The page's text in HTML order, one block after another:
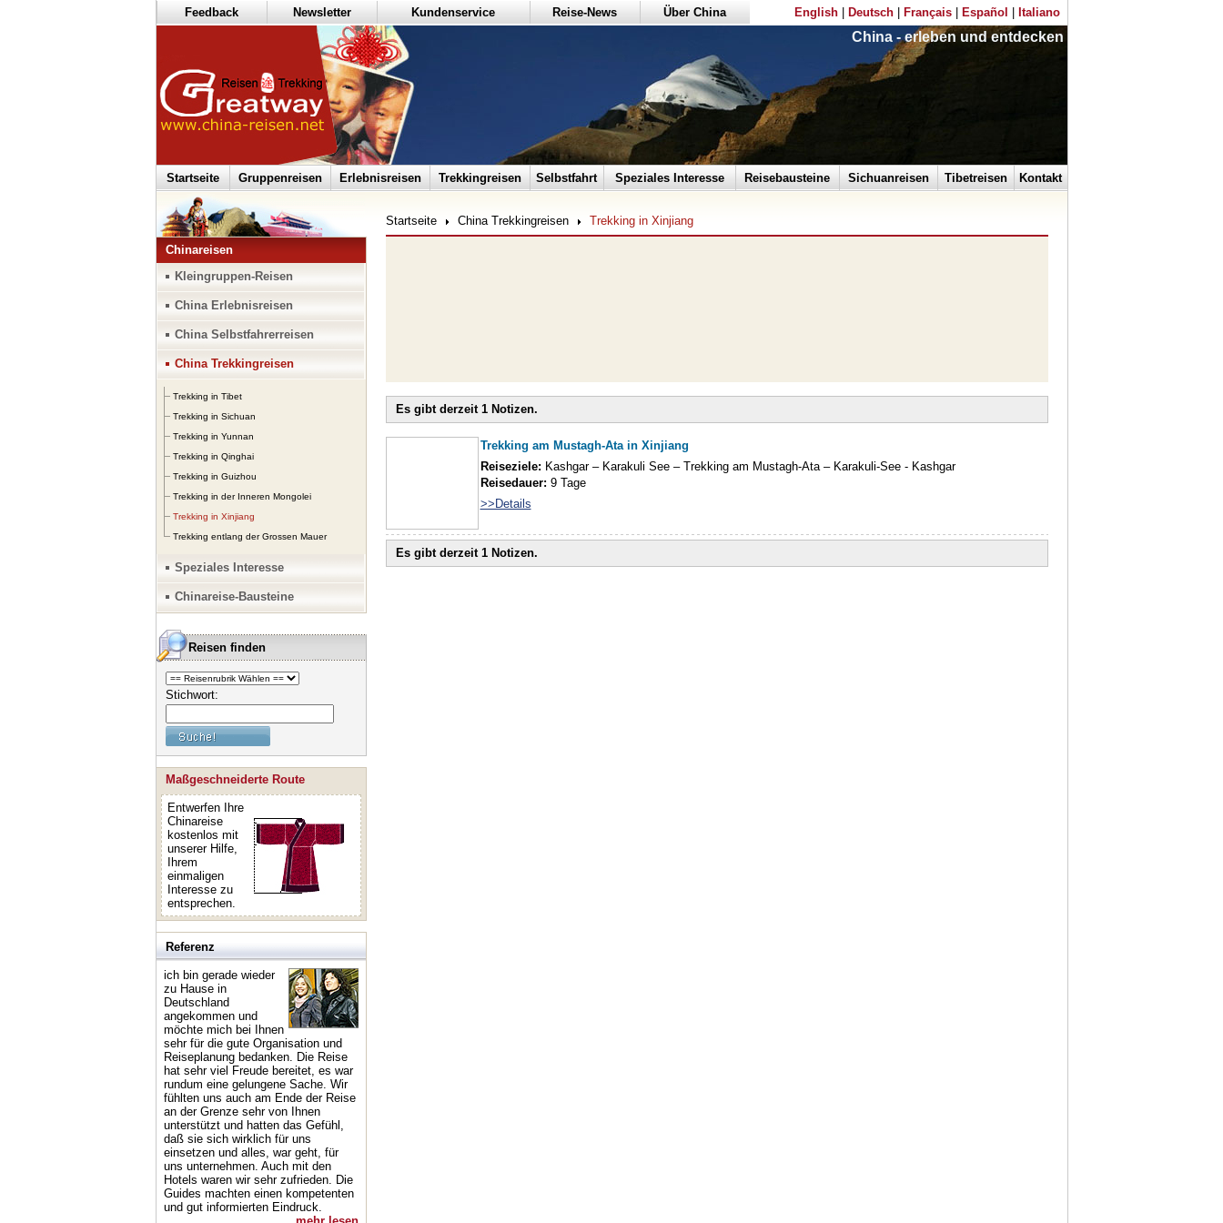
Feedback Newsletter Kundenservice Reise-News Über China English| Deutsch| Français| Español Italiano
China - erleben und entdecken
Startseite Gruppenreisen Erlebnisreisen Trekkingreisen Selbstfahrt Speziales Interesse Reisebausteine Sichuanreisen Tibetreisen Kontakt
Chinareisen
Kleingruppen-Reisen
China Erlebnisreisen
China Selbstfahrerreisen
China Trekkingreisen
Trekking in Tibet
Trekking in Sichuan
Trekking in Yunnan
Trekking in Qinghai
Trekking in Guizhou
Trekking in der Inneren Mongolei
Trekking in Xinjiang
Trekking entlang der Grossen Mauer
Speziales Interesse
Chinareise-Bausteine
Reisen finden
Stichwort:
Maßgeschneiderte Route
Entwerfen Ihre
Chinareise
kostenlos mit
unserer Hilfe,
Ihrem
einmaligen
Interesse zu
entsprechen.
Referenz
ich bin gerade wieder
zu Hause in
Deutschland
angekommen und
möchte mich bei Ihnen
sehr für die gute Organisation und
Reiseplanung bedanken. Die Reise
hat sehr viel Freude bereitet, es war
rundum eine gelungene Sache. Wir
fühlten uns auch am Ende der Reise
an der Grenze sehr von Ihnen
unterstützt und hatten das Gefühl,
daß sie sich wirklich für uns
einsetzen und alles, war geht, für
uns unternehmen. Auch mit den
Hotels waren wir sehr zufrieden. Die
Guides machten einen kompetenten
und gut informierten Eindruck.
Startseite China Trekkingreisen Trekking in Xinjiang
Es gibt derzeit 1 Notizen.
Trekking am Mustagh-Ata in Xinjiang
Reiseziele: Kashgar – Karakuli See – Trekking am Mustagh-Ata – Karakuli-See - Kashgar
Reisedauer: 9 Tage
>>Details
Es gibt derzeit 1 Notizen.